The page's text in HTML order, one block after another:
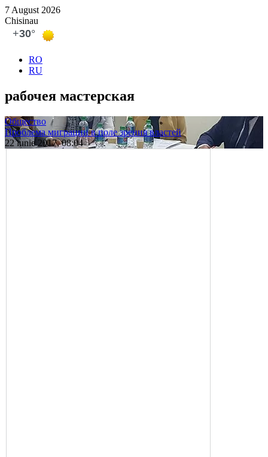
7 August 2026
Chisinau
RO
RU
рабочея мас­терская
Общество
Проблема миграции в поле зрения властей
22 iunie 2017, 08:04